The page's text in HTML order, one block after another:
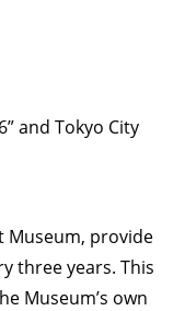
and Tokyo City
Museum, provide
three years. This
Museum’s own